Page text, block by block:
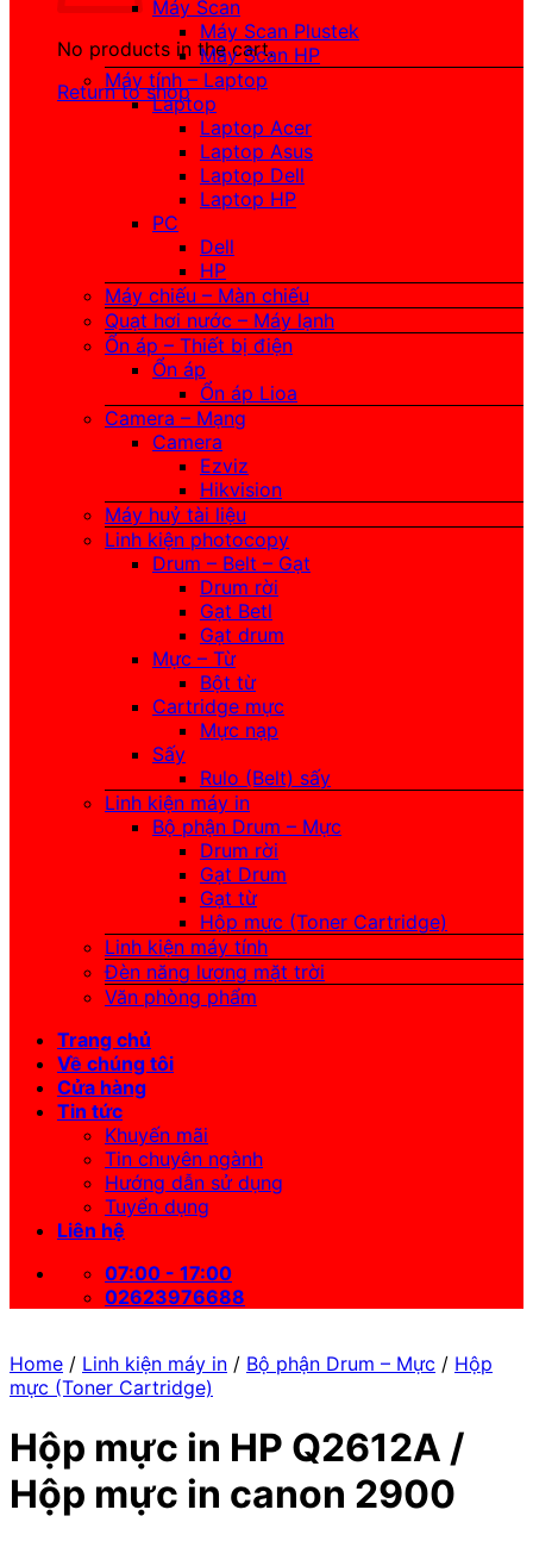
No products in the cart.
Return to shop
Máy Scan
Máy Scan Plustek
Máy Scan HP
Máy tính – Laptop
Laptop
Laptop Acer
Laptop Asus
Laptop Dell
Laptop HP
PC
Dell
HP
Máy chiếu – Màn chiếu
Quạt hơi nước – Máy lạnh
Ổn áp – Thiết bị điện
Ổn áp
Ổn áp Lioa
Camera – Mạng
Camera
Ezviz
Hikvision
Máy huỷ tài liệu
Linh kiện photocopy
Drum – Belt – Gạt
Drum rời
Gạt Betl
Gạt drum
Mực – Từ
Bột từ
Cartridge mực
Mực nạp
Sấy
Rulo (Belt) sấy
Linh kiện máy in
Bộ phận Drum – Mực
Drum rời
Gạt Drum
Gạt từ
Hộp mực (Toner Cartridge)
Linh kiện máy tính
Đèn năng lượng mặt trời
Văn phòng phẩm
Trang chủ
Về chúng tôi
Cửa hàng
Tin tức
Khuyến mãi
Tin chuyên ngành
Hướng dẫn sử dụng
Tuyển dụng
Liên hệ
07:00 - 17:00
02623976688
Home / Linh kiện máy in / Bộ phận Drum – Mực / Hộp
mực (Toner Cartridge)
Hộp mực in HP Q2612A /
Hộp mực in canon 2900